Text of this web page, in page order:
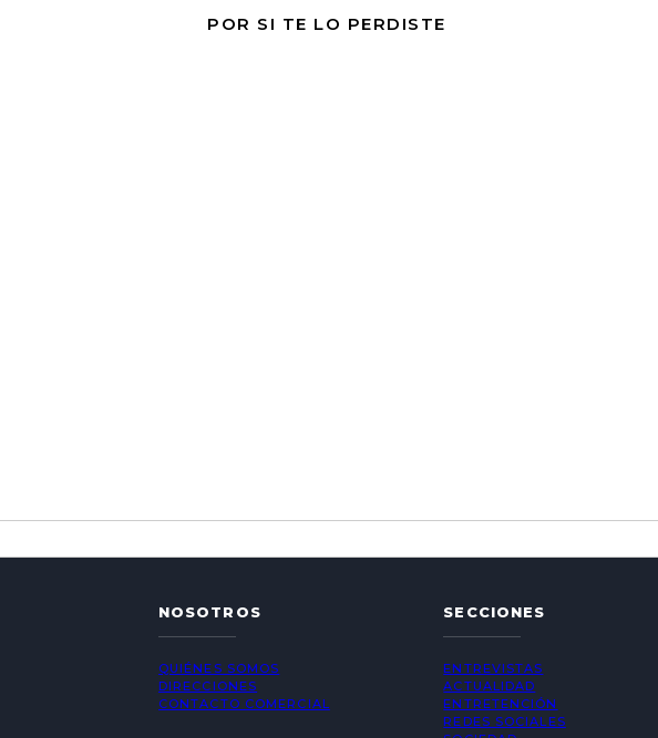
POR SI TE LO PERDISTE
NOSOTROS
QUIÉNES SOMOS
DIRECCIONES
CONTACTO COMERCIAL
SECCIONES
ENTREVISTAS
ACTUALIDAD
ENTRETENCIÓN
REDES SOCIALES